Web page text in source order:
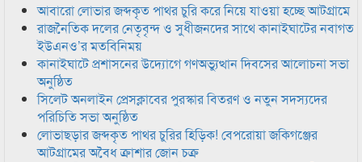
আবারো লোভার জব্দকৃত পাথর চুরি করে নিয়ে যাওয়া হচ্ছে আটগ্রামে
রাজনৈতিক দলের নেতৃবৃন্দ ও সুধীজনদের সাথে কানাইঘাটের নবাগত
ইউএনও’র মতবিনিময়
কানাইঘাটে প্রশাসনের উদ্যোগে গণঅভ্যুত্থান দিবসের আলোচনা সভা
অনুষ্ঠিত
সিলেট অনলাইন প্রেসক্লাবের পুরস্কার বিতরণ ও নতুন সদস্যদের
পরিচিতি সভা অনুষ্ঠিত
লোভাছড়ার জব্দকৃত পাথর চুরির হিড়িক! বেপরোয়া জকিগঞ্জের
আটগ্রামের অবৈধ ক্রাশার জোন চক্র